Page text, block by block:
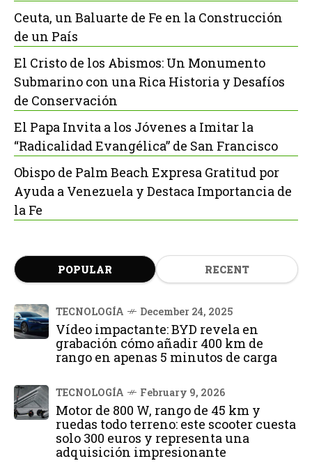
Ceuta, un Baluarte de Fe en la Construcción
de un País
El Cristo de los Abismos: Un Monumento
Submarino con una Rica Historia y Desafíos
de Conservación
El Papa Invita a los Jóvenes a Imitar la
“Radicalidad Evangélica” de San Francisco
Obispo de Palm Beach Expresa Gratitud por
Ayuda a Venezuela y Destaca Importancia de
la Fe
POPULAR RECENT
TECNOLOGÍA December 24, 2025
Vídeo impactante: BYD revela en
grabación cómo añadir 400 km de
rango en apenas 5 minutos de carga
TECNOLOGÍA February 9, 2026
Motor de 800 W, rango de 45 km y
ruedas todo terreno: este scooter cuesta
solo 300 euros y representa una
adquisición impresionante